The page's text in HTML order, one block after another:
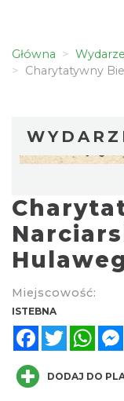
Główna
Charytatywny
Dziecięcego „
Istebna
2.95 km
Miejscowość:
ISTEBNA
FacebookTwitter
DODAJ DO